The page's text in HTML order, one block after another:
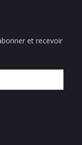
et recevoir